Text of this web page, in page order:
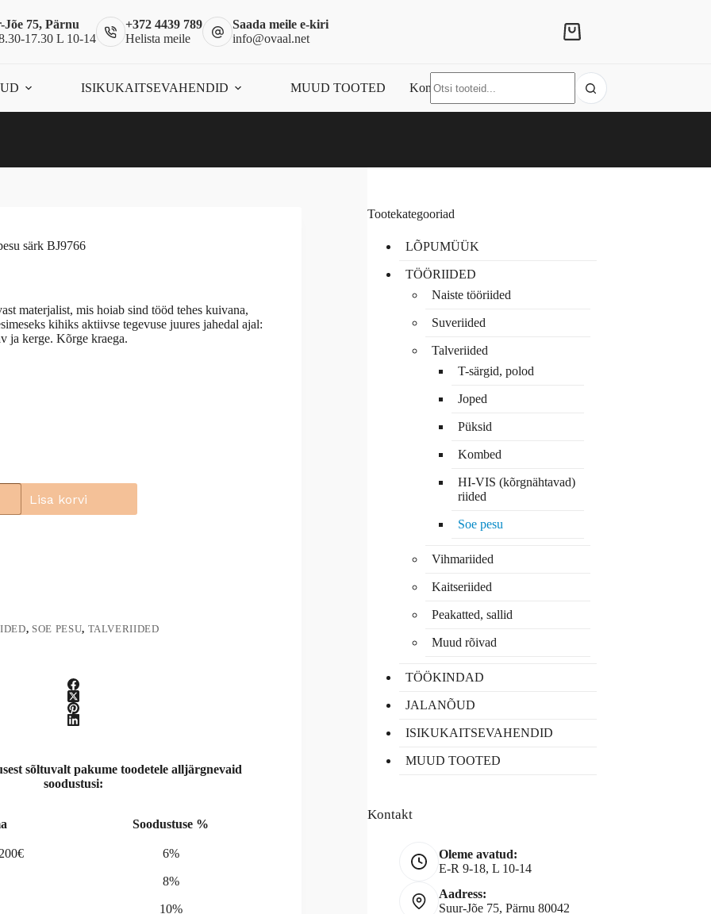
Jõe 75, Pärnu
17.30 L 10-14
+372 4439 789
Helista meile
Saada meile e-kiri
info@ovaal.net
Shopping
ISIKUKAITSEVAHENDID MUUD TOOTED Kontakt
results
särk BJ9766
materjalist, mis hoiab sind tööd tehes kuivana,
kihiks aktiivse tegevuse juures jahedal ajal:
ja kerge. Kõrge kraega.
Lisa korvi
, SOE PESU, TALVERIIDED
sõltuvalt pakume toodetele alljärgnevaid
soodustusi:
Soodustuse %
6%
8%
10%
Tootekategooriad
LÕPUMÜÜK
TÖÖRIIDED
Naiste tööriided
Suveriided
Talveriided
T-särgid, polod
Joped
Püksid
Kombed
HI-VIS (kõrgnähtavad)
riided
Soe pesu
Vihmariided
Kaitseriided
Peakatted, sallid
Muud rõivad
TÖÖKINDAD
JALANÕUD
ISIKUKAITSEVAHENDID
MUUD TOOTED
Kontakt
Oleme avatud:
E-R 9-18, L 10-14
Aadress:
Suur-Jõe 75, Pärnu 80042